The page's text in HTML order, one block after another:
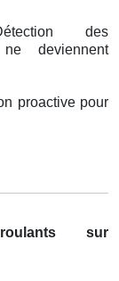
des
deviennent
proactive pour
sur